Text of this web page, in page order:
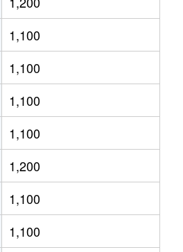
6,200万円
3,900万円
2,000万円
1,600万円
1,800万円
1,800万円
3,500万円
1,100
1,100
1,100
1,100
1,200
1,100
1,100